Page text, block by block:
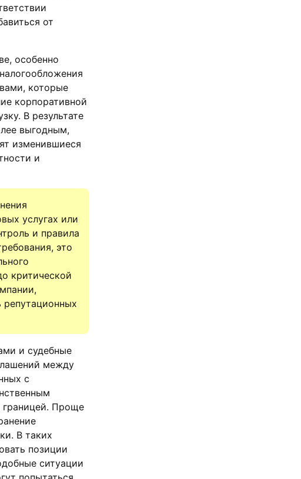
от
особенно
которые
корпоративной
В результате
выгодным,
изменившиеся
и
услугах или
и правила
это
критической
репутационных
и судебные
между
с
границей. Проще
В таких
позиции
ситуации